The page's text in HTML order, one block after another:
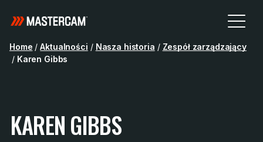
Home / Aktualności / Nasza historia / Zespół zarządzający
/ Karen Gibbs
KAREN GIBBS